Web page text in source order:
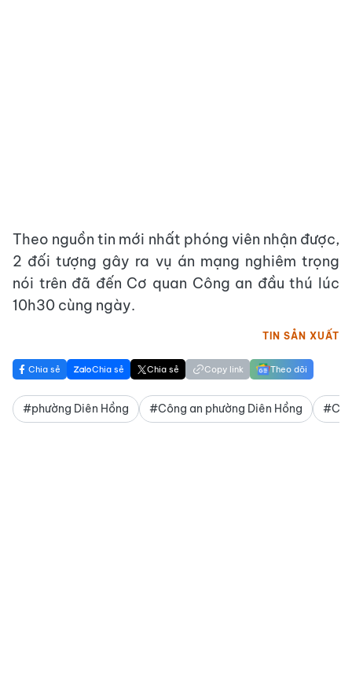
Theo nguồn tin mới nhất phóng viên nhận được,
2 đối tượng gây ra vụ án mạng nghiêm trọng
nói trên đã đến Cơ quan Công an đầu thú lúc
10h30 cùng ngày.
TIN SẢN XUẤT
Chia sẻ Chia sẻ Chia sẻ Copy link Theo dõi
#phường Diên Hồng #Công an phường Diên Hồng